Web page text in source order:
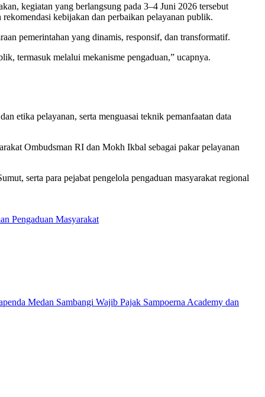
kegiatan yang berlangsung pada 3–4 Juni 2026 tersebut
kebijakan dan perbaikan pelayanan publik.
pemerintahan yang dinamis, responsif, dan transformatif.
termasuk melalui mekanisme pengaduan,” ucapnya.
etika pelayanan, serta menguasai teknik pemanfaatan data
Ombudsman RI dan Mokh Ikbal sebagai pakar pelayanan
serta para pejabat pengelola pengaduan masyarakat regional
Pengaduan Masyarakat
Medan Sambangi Wajib Pajak Sampoerna Academy dan